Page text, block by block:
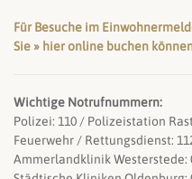
Für Besuche im
Sie » hier online buchen
Wichtige Notrufnummern:
Polizei: 110 / Polizeistation
Feuerwehr / Rettungsdienst:
Ammerlandklinik Westerstede: